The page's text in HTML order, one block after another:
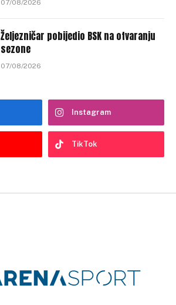
07/08/2026
Željezničar pobijedio BSK na otvaranju
sezone
07/08/2026
Instagram
TikTok